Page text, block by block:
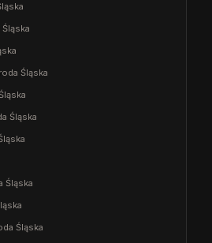
Śląska
Śląska
Śląska
Śląska